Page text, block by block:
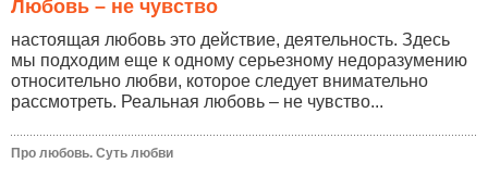
Любовь – не чувство
настоящая любовь это действие, деятельность. Здесь
мы подходим еще к одному серьезному недоразумению
относительно любви, которое следует внимательно
рассмотреть. Реальная любовь – не чувство...
Про любовь. Суть любви